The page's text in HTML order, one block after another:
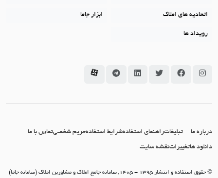
اتحادیه های املاک ابزار جاما
رویداد ها
سامانه جاما در اینستاگرام
سامانه جاما در فیسبوک
سامانه جاما در توئیتر
سامانه جاما در لینکداین
سامانه جاما در تلگرام
سامانه جاما در آپارات
درباره ما تبلیغاتراهنمای استفادهشرایط استفادهحریم شخصیتماس با ما
دانلود هاتغییراتنقشه سایت
© حقوق استفاده و انتشار 1395 - 1405, سامانه جامع املاک و مشاورین املاک (سامانه جاما)